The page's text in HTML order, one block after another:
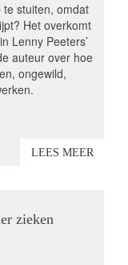
stuiten, omdat
Het overkomt
Lenny Peeters’
auteur over hoe
ongewild,
LEES MEER
zieken